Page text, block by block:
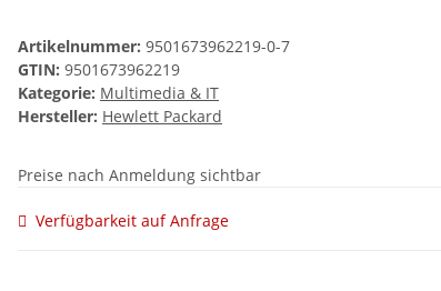
Artikelnummer: 9501673962219-0-7
GTIN: 9501673962219
Kategorie: Multimedia & IT
Hersteller: Hewlett Packard
Preise nach Anmeldung sichtbar
Verfügbarkeit auf Anfrage